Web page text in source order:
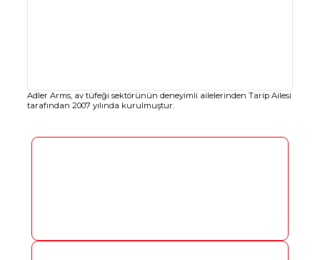
Adler Arms, av tüfeği sektörünün deneyimli ailelerinden Tarip Ailesi
tarafından 2007 yılında kurulmuştur.